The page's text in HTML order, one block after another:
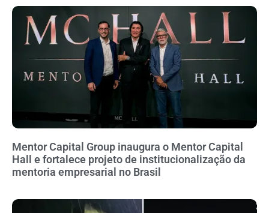
Mentor Capital Group inaugura o Mentor Capital
Hall e fortalece projeto de institucionalização da
mentoria empresarial no Brasil